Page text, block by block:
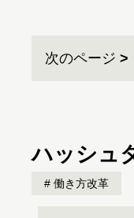
次のページ
ハッシュ
働き方改革